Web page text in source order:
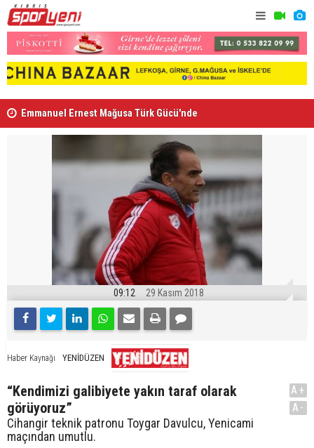
Emmanuel Ernest Mağusa Türk Gücü'nde
09:12 29 Kasım 2018
Haber Kaynağı YENİDÜZEN
“Kendimizi galibiyete yakın taraf olarak
görüyoruz”
Cihangir teknik patronu Toygar Davulcu, Yenicami
maçından umutlu.
A+
A-